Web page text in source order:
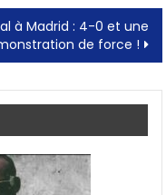
à Madrid : 4-0 et une
de force !